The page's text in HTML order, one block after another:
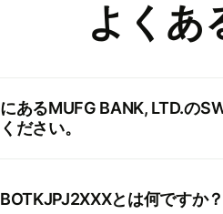
よくあ
にあるMUFG BANK, LTD.の
ください。
BOTKJPJ2XXXとは何ですか？